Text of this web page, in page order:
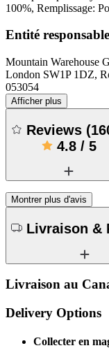
100%, Remplissage:
Entité responsable
Mountain Warehouse
London SW1P 1DZ,
053054
Afficher plus
Reviews (
4.8/ 5
Montrer plus d'avis
Livraison &
Livraison au
Delivery Options
Collecter en